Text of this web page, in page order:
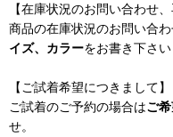
【在庫状況のお問い合わせ
商品の在庫状況のお問い合
イズ、カラーをお書き下さい
【ご試着希望につきまして】
ご試着のご予約の場合はご
せ。